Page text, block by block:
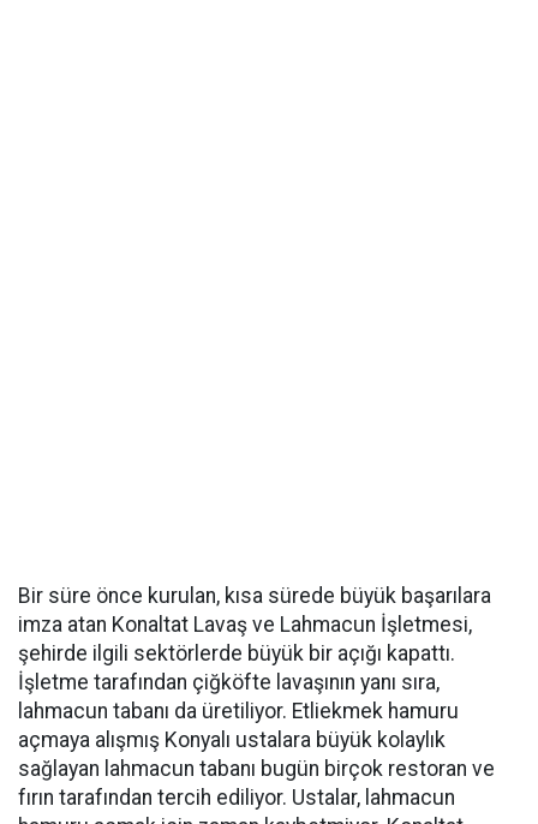
Bir süre önce kurulan, kısa sürede büyük başarılara
imza atan Konaltat Lavaş ve Lahmacun İşletmesi,
şehirde ilgili sektörlerde büyük bir açığı kapattı.
İşletme tarafından çiğköfte lavaşının yanı sıra,
lahmacun tabanı da üretiliyor. Etliekmek hamuru
açmaya alışmış Konyalı ustalara büyük kolaylık
sağlayan lahmacun tabanı bugün birçok restoran ve
fırın tarafından tercih ediliyor. Ustalar, lahmacun